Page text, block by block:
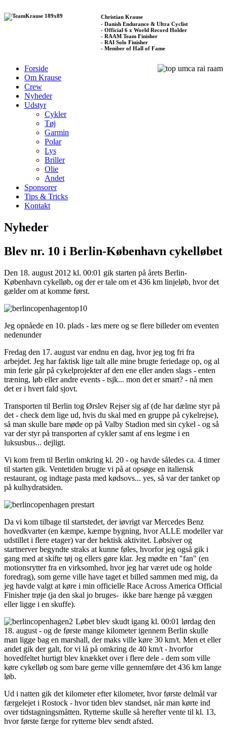
Christian Krause
- Danish Endurance & Ultra Cyclist
- Official 6 x World Record Holder
- RAAM Team Finisher
- RAI Solo Finisher
- Member of Hall of Fame
Forside
Om Krause
Crew
Nyheder
Udstyr
Cykler
Tøj
Garmin
Polar
Lys
Briller
Olie
Andet
Sponsorer
Tips & Tricks
Kontakt
Nyheder
Blev nr. 10 i Berlin-København cykelløbet
Den 18. august 2012 kl. 00:01 gik starten på årets Berlin-
København cykelløb, og der er tale om et 436 km linjeløb, hvor det
gælder om at komme først.
Jeg opnåede en 10. plads - læs mere og se flere billeder om eventen
nedenunder
Fredag den 17. august var endnu en dag, hvor jeg tog fri fra
arbejdet. Jeg har faktisk lige talt alle mine brugte feriedage op, og al
min ferie går på cykelprojekter af den ene eller anden slags - enten
træning, løb eller andre events - tsjk... mon det er smart? - nå men
det er i hvert fald sjovt.
Transporten til Berlin tog Ørslev Rejser sig af (de har dælme styr på
det - check dem lige ud, hvis du skal med en gruppe på cykelrejse),
så man skulle bare møde op på Valby Stadion med sin cykel - og så
var der styr på transporten af cykler samt af ens legme i en
luksusbus... dejligt.
Vi kom frem til Berlin omkring kl. 20 - og havde således ca. 4 timer
til starten gik. Ventetiden brugte vi på at opsøge en italiensk
restaurant, og indtage pasta med kødsovs... yes, så var der tanket op
på kulhydratsiden.
Da vi kom tilbage til startstedet, der iøvrigt var Mercedes Benz
hovedkvarter (en kæmpe, kæmpe bygning, hvor ALLE modeller var
udstillet i flere etager) var der hektisk aktivitet. Løbsiver og
startnerver begyndte straks at kunne føles, hvorfor jeg også gik i
gang med at skifte tøj og ellers gøre klar. Jeg mødte en "fan" (en
motionsrytter fra en virksomhed, hvor jeg har været ude og holde
foredrag), som gerne ville have taget et billed sammen med mig, da
jeg havde valgt at køre i min officielle Race Across America Official
Finisher trøje (ja den skal jo bruges- ikke bare hænge på væggen
eller ligge i en skuffe).
Løbet blev skudt igang kl. 00:01 lørdag den
18. august - og de første mange kilometer igennem Berlin skulle
man ligge bag en marshall, der maks ville køre 30 km/t. Men et eller
andet gik der galt, for vi lå på omkring de 40 km/t - hvorfor
hovedfeltet hurtigt blev knækket over i flere dele - dem som ville
køre cykelløb og som bare gerne ville gennemføre det 436 km lange
løb.
Ud i natten gik det kilometer efter kilometer, hvor første delmål var
færgelejet i Rostock - hvor tiden blev standset, når man kørte ind
over tidstagningsmåtten. Rytterne skulle så herefter vente til kl. 13,
hvor første færge for rytterne blev sendt afsted.